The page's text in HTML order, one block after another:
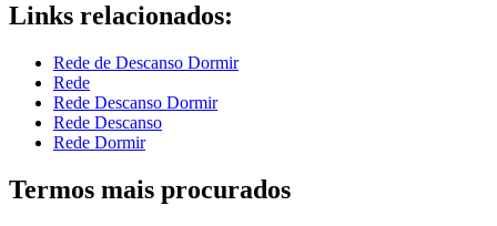
Links relacionados:
Rede de Descanso Dormir
Rede
Rede Descanso Dormir
Rede Descanso
Rede Dormir
Termos mais procurados